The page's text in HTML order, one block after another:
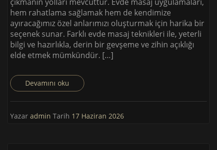
hem rahatlama sağlamak hem de kendimize
ayıracağımız özel anlarımızı oluşturmak için harika bir
seçenek sunar. Farklı evde masaj teknikleri ile, yeterli
bilgi ve hazırlıkla, derin bir gevşeme ve zihin açıklığı
elde etmek mümkündür. […]
Devamını oku
Yazar admin Tarih 17 Haziran 2026